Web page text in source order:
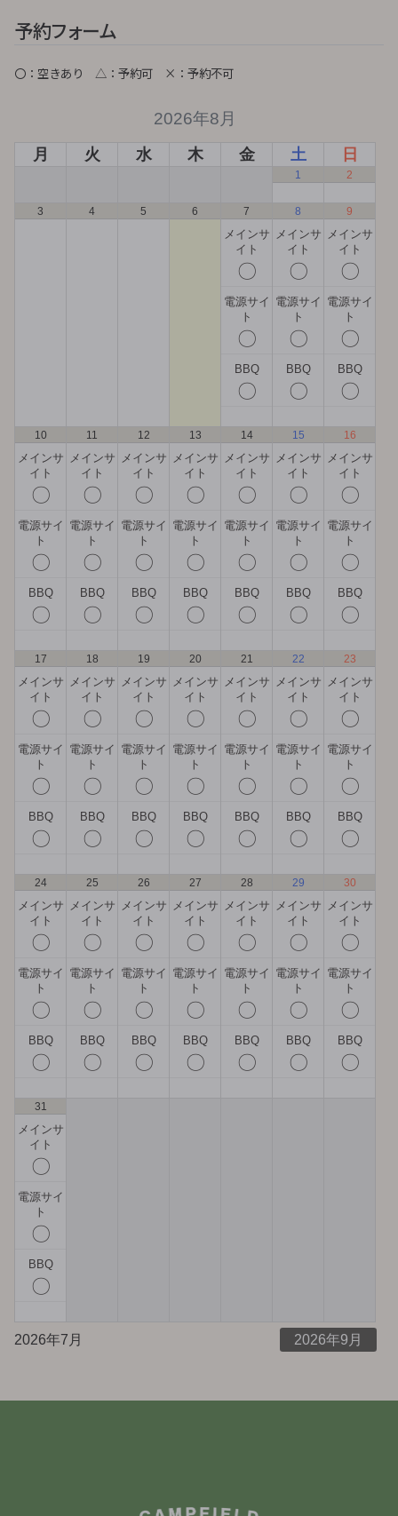
予約フォーム
〇：空きあり △：予約可 ×：予約不可
2026年8月
月 火 水 木 金 土 日
1 2
3 4 5 6 7
メインサ
イト
〇
電源サイ
ト
〇
BBQ
〇
8
メインサ
イト
〇
電源サイ
ト
〇
BBQ
〇
9
メインサ
イト
〇
電源サイ
ト
〇
BBQ
〇
10
メインサ
イト
〇
電源サイ
ト
〇
BBQ
〇
11
メインサ
イト
〇
電源サイ
ト
〇
BBQ
〇
12
メインサ
イト
〇
電源サイ
ト
〇
BBQ
〇
13
メインサ
イト
〇
電源サイ
ト
〇
BBQ
〇
14
メインサ
イト
〇
電源サイ
ト
〇
BBQ
〇
15
メインサ
イト
〇
電源サイ
ト
〇
BBQ
〇
16
メインサ
イト
〇
電源サイ
ト
〇
BBQ
〇
17
メインサ
イト
〇
電源サイ
ト
〇
BBQ
〇
18
メインサ
イト
〇
電源サイ
ト
〇
BBQ
〇
19
メインサ
イト
〇
電源サイ
ト
〇
BBQ
〇
20
メインサ
イト
〇
電源サイ
ト
〇
BBQ
〇
21
メインサ
イト
〇
電源サイ
ト
〇
BBQ
〇
22
メインサ
イト
〇
電源サイ
ト
〇
BBQ
〇
23
メインサ
イト
〇
電源サイ
ト
〇
BBQ
〇
24
メインサ
イト
〇
電源サイ
ト
〇
BBQ
〇
25
メインサ
イト
〇
電源サイ
ト
〇
BBQ
〇
26
メインサ
イト
〇
電源サイ
ト
〇
BBQ
〇
27
メインサ
イト
〇
電源サイ
ト
〇
BBQ
〇
28
メインサ
イト
〇
電源サイ
ト
〇
BBQ
〇
29
メインサ
イト
〇
電源サイ
ト
〇
BBQ
〇
30
メインサ
イト
〇
電源サイ
ト
〇
BBQ
〇
31
メインサ
イト
〇
電源サイ
ト
〇
BBQ
〇
2026年7月 2026年9月